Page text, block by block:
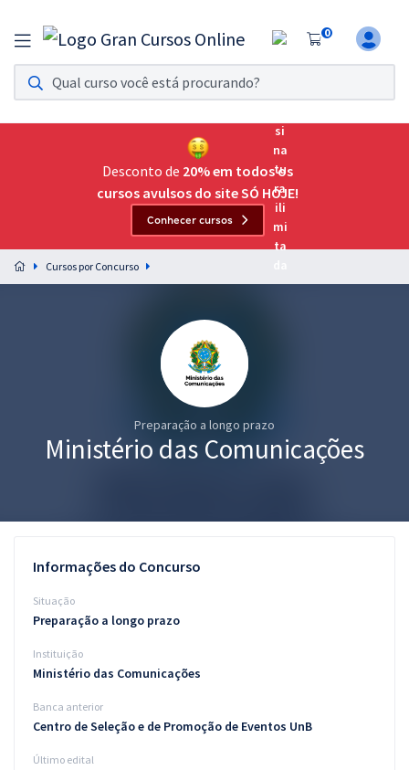
0
Assinatura Ilimitada 11
Acesso a todos os cursos. Teste grátis por 7 dias!
Assinatura OAB Até Passar
Acesso ilimitado a toda preparação para o Exame da
Preparação completa e intensiva para as principais
residências em saúde do Brasil
Graduação
Questões grátis
Blog
Aprovados
Atendimento
Desconto de 20% em todos os
cursos avulsos do site SÓ HOJE!
Conhecer cursos
Cursos por Concurso
Preparação a longo prazo
Ministério das Comunicações
Informações do Concurso
Situação
Preparação a longo prazo
Instituição
Ministério das Comunicações
Banca anterior
Centro de Seleção e de Promoção de Eventos UnB
Último edital